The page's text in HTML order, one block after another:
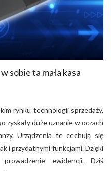
sobie ta mała kasa
rynku technologii sprzedaży,
zyskały duże uznanie w oczach
Urządzenia te cechują się
i przydatnymi funkcjami. Dzięki
ewidencji. Dziś